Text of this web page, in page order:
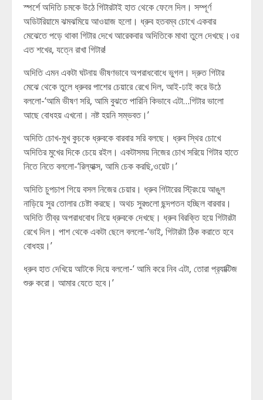
স্পর্শে অদিতি চমকে উঠে গিটারটাই হাত থেকে ফেলে দিল। সম্পূর্ণ
অডিটরিয়ামে ঝমঝমিয়ে আওয়াজ হলো। ধ্রুব হতবম্ব চোখে একবার
মেঝেতে পড়ে থাকা গিটার দেখে আরেকবার অদিতিকে মাথা তুলে দেখছে।ওর
এত শখের, যত্নে রাখা গিটার!
অদিতি এমন একটা ঘটনায় ভীষণভাবে অপরাধবোধে ভুগল। দ্রুত গিটার
মেঝে থেকে তুলে ধ্রুবর পাশের চেয়ারে রেখে দিল, আই-ঢাই করে উঠে
বললো-‘আমি ভীষণ সরি, আমি বুঝতে পারিনি কিভাবে এটা…গিটার ভালো
আছে বোধহয় এখনো। নষ্ট হয়নি সম্ভবত।’
অদিতি চোখ-মুখ কুচকে ধ্রুবকে বারবার সরি বলছে। ধ্রুব স্থির চোখে
অদিতির মুখের দিকে চেয়ে রইল। একটাসময় নিজের চোখ সরিয়ে গিটার হাতে
নিতে নিতে বললো-‘রিল্যাক্স, আমি চেক করছি,ওয়েট।’
অদিতি চুপচাপ গিয়ে বসল নিজের চেয়ার। ধ্রুব গিটারের স্ট্রিংয়ে আঙুল
নাড়িয়ে সুর তোলার চেষ্টা করছে। অথচ সুরগুলো ছন্দপতন হচ্ছিল বারবার।
অদিতি তীব্র অপরাধবোধ নিয়ে ধ্রুবকে দেখছে। ধ্রুব বিরক্তি হয়ে গিটারটা
রেখে দিল। পাশ থেকে একটা ছেলে বললো-‘ভাই, গিটারটা ঠিক করাতে হবে
বোধহয়।’
ধ্রুব হাত দেখিয়ে আটকে দিয়ে বললো-‘ আমি করে নিব এটা, তোরা প্র‍্যাক্টিজ
শুরু করো। আমার যেতে হবে।’